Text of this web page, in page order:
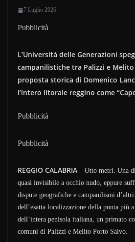
7 Luglio 2026
Pubblicità
L’Università delle Generazioni
campanilistiche tra Palizzi e
proposta storica di Domenico
l’intero litorale reggino come
Pubblicità
Pubblicità
REGGIO CALABRIA – Otto metri. Una
quasi invisibile a occhio nudo, eppure
dispute geografiche e campanilismi
dell’esatta localizzazione della punta più
dell’intera penisola italiana, un primato
comuni di Palizzi e Melito Porto Salvo.